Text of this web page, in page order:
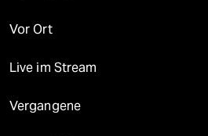
Vor Ort
Live im Stream
Vergangene